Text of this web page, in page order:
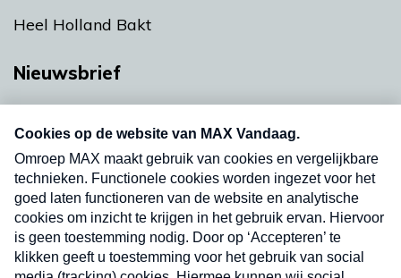
Heel Holland Bakt
Nieuwsbrief
nieuwsbrief. Elke vrijdag- en dinsdagochtend in
uw mailbox.
Verzend